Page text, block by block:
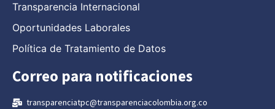
Transparencia Internacional
Oportunidades Laborales
Política de Tratamiento de Datos
Correo para notificaciones
transparenciatpc@transparenciacolombia.org.co